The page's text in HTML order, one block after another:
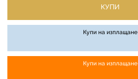
КУПИ
Купи на изплащане
Купи на изплащане